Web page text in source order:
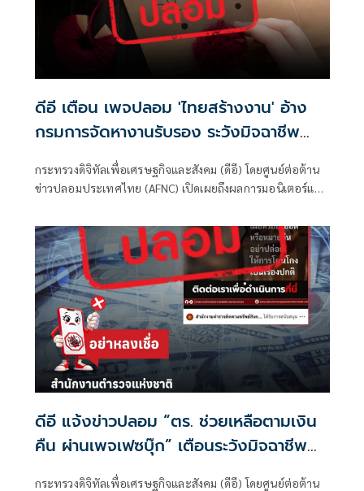
ดีอี เตือน เพจปลอม 'ไทยสร้างงาน' อ้าง
กรมการจัดหางานรับรอง ระวังมิจฉาชีพ
หลอก สูญเงิน-ข้อมูลส่วนบุคคล
กระทรวงดิจิทัลเพื่อเศรษฐกิจและสังคม (ดีอี) โดยศูนย์ต่อต้าน
ข่าวปลอมประเทศไทย (AFNC) เปิดเผยถึงผลการมอนิเตอร์และ
ปัญหาภัยความมั่นคงและภัยทางสังคมของนายไชยชนก ชิดชอบ
รัฐมนตรีว่าการกระทรวงดิจิทัลเพื่อเศรษฐกิจและสังคม (ดีอี)
โดยยกระดับความสำคัญเรื่องการสร้างความตระหนักรู้เท่าทัน
ภัยอาชญากรรมทางเทคโนโลยี ข่าวปลอม และข้อมูลบิดเบือน
ดีอี แจ้งข่าวปลอม “ตร. ช่วยเหลือตามเงิน
คืน ผ่านเพจเฟซบุ๊ก” เตือนระวังมิจฉาชีพ
หลอก สูญเงิน - ข้อมูลส่วนบุคคล
กระทรวงดิจิทัลเพื่อเศรษฐกิจและสังคม (ดีอี) โดยศูนย์ต่อต้าน